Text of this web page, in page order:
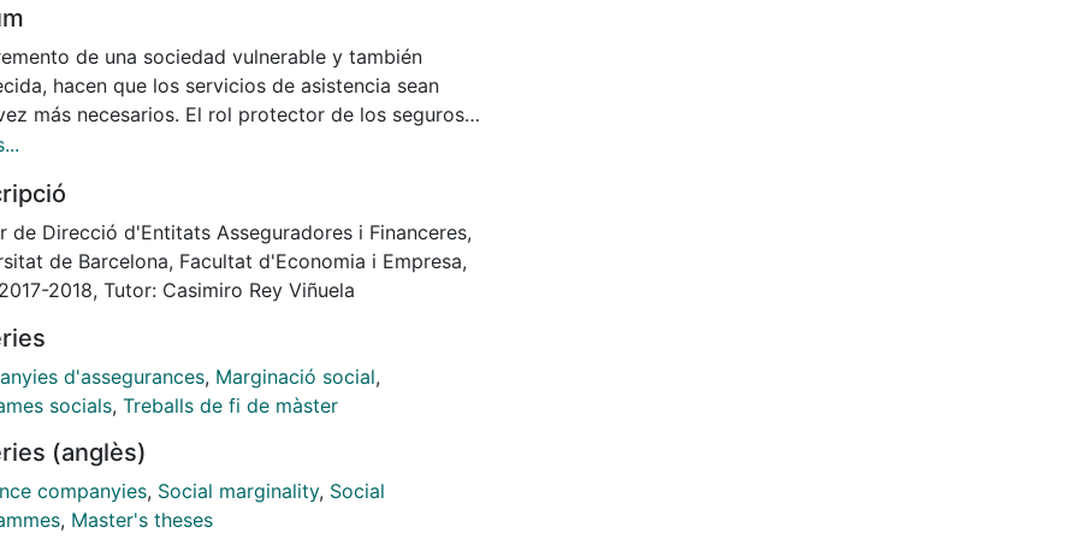
de una sociedad vulnerable y también
hacen que los servicios de asistencia sean
más necesarios. El rol protector de los seguros
a la población más vulnerable dentro de
a las necesidades reales de las personas y
en riesgo de exclusión y clara pobreza, a aquellas
lo necesitan, para mantener un nivel de vida
tal y como marcan los estándares del bienestar
de auxilio y atención, complementando
ayudas ya ofrecidas por las Administraciones
hoy en día en vigor.
de Direcció d'Entitats Asseguradores i Financeres,
de Barcelona, Facultat d'Economia i Empresa,
2018, Tutor: Casimiro Rey Viñuela
d'assegurances, Marginació social,
socials, Treballs de fi de màster
(anglès)
companyies, Social marginality, Social
, Master's theses